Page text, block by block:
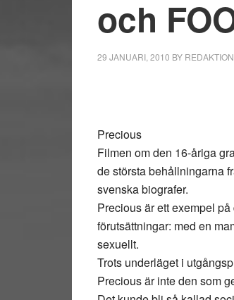
och
29 JANUARI, 2010 BY
Precious
Filmen om den 16-åriga
de största behållningarna
svenska biografer.
Precious är ett exempel
förutsättningar: med en
sexuellt.
Trots underläget i
Precious är inte den som